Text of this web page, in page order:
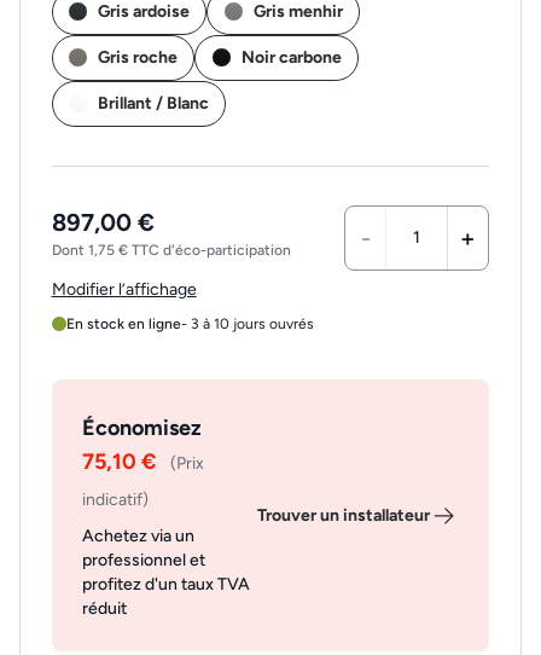
Gris ardoise Gris menhir
Gris roche Noir carbone
Brillant / Blanc
897,00 €
Dont 1,75 € TTC d'éco-participation - +
Modifier l’affichage
En stock en ligne- 3 à 10 jours ouvrés
Économisez
75,10 €
(Prix
indicatif)
Achetez via un
professionnel et
profitez d'un taux TVA
réduit
Trouver un installateur